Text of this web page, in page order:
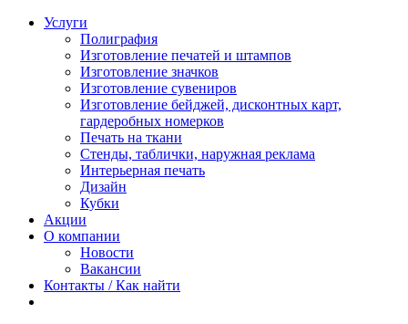
Услуги
Полиграфия
Изготовление печатей и штампов
Изготовление значков
Изготовление сувениров
Изготовление бейджей, дисконтных карт,
гардеробных номерков
Печать на ткани
Стенды, таблички, наружная реклама
Интерьерная печать
Дизайн
Кубки
Акции
О компании
Новости
Вакансии
Контакты / Как найти